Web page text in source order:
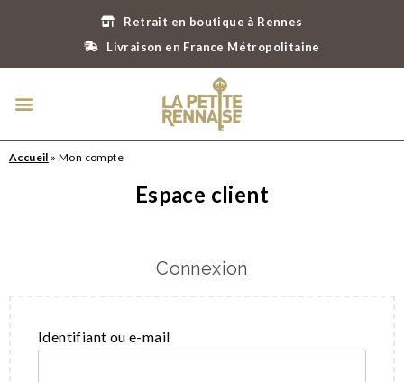
Retrait en boutique à Rennes
Livraison en France Métropolitaine
Accueil »Mon compte
Espace client
Connexion
Identifiant ou e-mail